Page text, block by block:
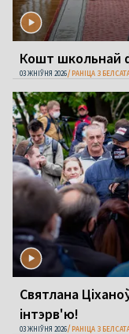
Кошт школьнай
03 ЖНІЎНЯ 2026 РАНІЦА З
Святлана
інтэрв'ю!
03 ЖНІЎНЯ 2026 РАНІЦА З